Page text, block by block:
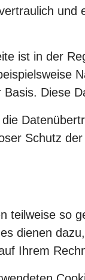
ist in der
Diese
Schutz
teilweise so
dienen
Ihrem